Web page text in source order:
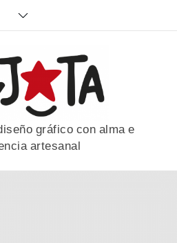
gráfico con alma e
artesanal